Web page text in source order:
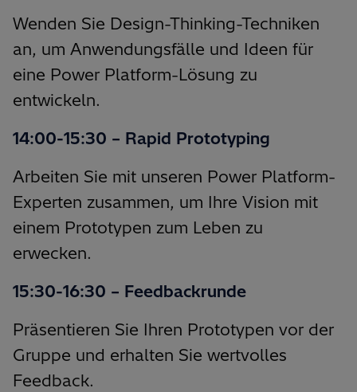
Wenden Sie Design-Thinking-Techniken
an, um Anwendungsfälle und Ideen für
eine Power Platform-Lösung zu
entwickeln.
14:00-15:30 – Rapid Prototyping
Arbeiten Sie mit unseren Power Platform-
Experten zusammen, um Ihre Vision mit
einem Prototypen zum Leben zu
erwecken.
15:30-16:30 – Feedbackrunde
Präsentieren Sie Ihren Prototypen vor der
Gruppe und erhalten Sie wertvolles
Feedback.